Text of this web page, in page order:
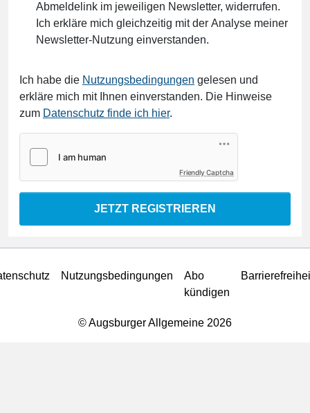
Abmeldelink im jeweiligen Newsletter, widerrufen.
Ich erkläre mich gleichzeitig mit der Analyse meiner
Newsletter-Nutzung einverstanden.
Ich habe die Nutzungsbedingungen gelesen und
erkläre mich mit Ihnen einverstanden. Die Hinweise
zum Datenschutz finde ich hier.
Friendly Captcha
JETZT REGISTRIEREN
Nutzungsbedingungen
Abo
kündigen
© Augsburger Allgemeine 2026